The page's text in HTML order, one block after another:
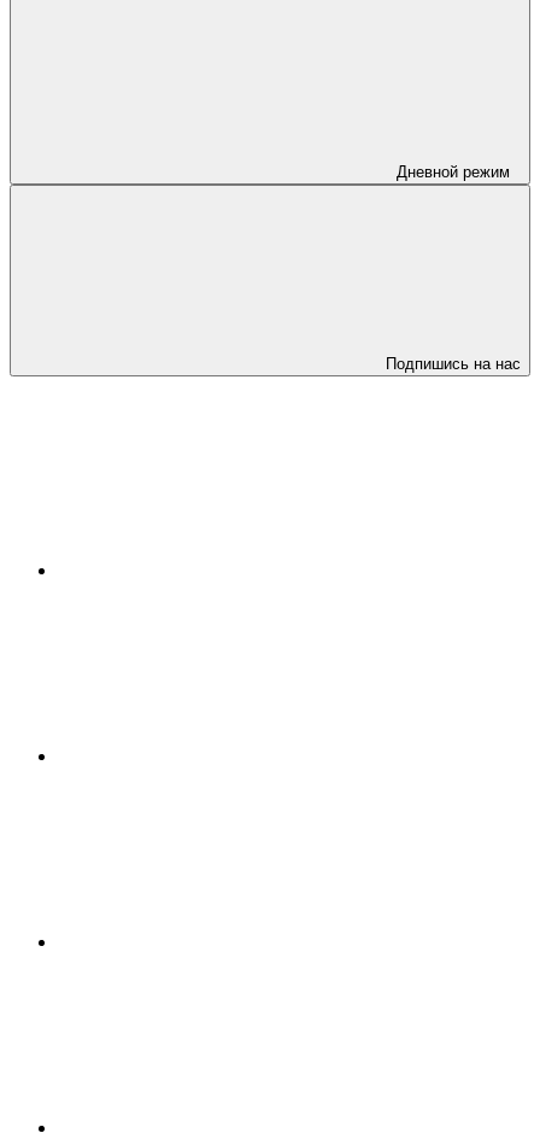
Дневной режим
Подпишись на нас